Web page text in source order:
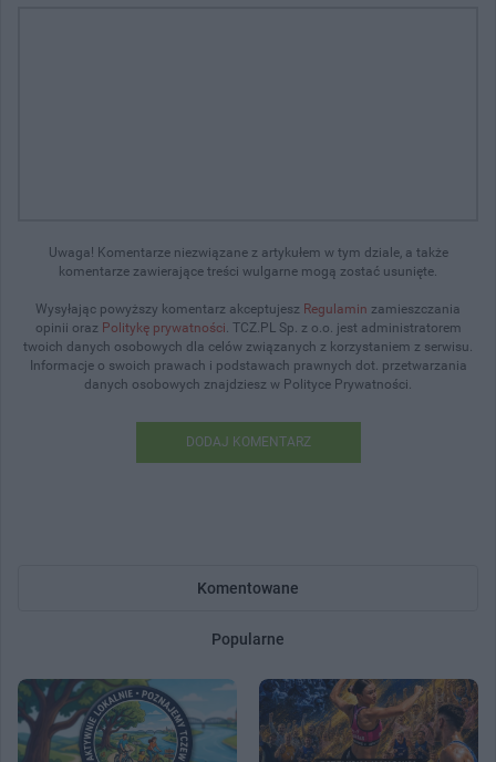
Uwaga! Komentarze niezwiązane z artykułem w tym dziale, a także
komentarze zawierające treści wulgarne mogą zostać usunięte.
Wysyłając powyższy komentarz akceptujesz Regulamin zamieszczania
opinii oraz Politykę prywatności. TCZ.PL Sp. z o.o. jest administratorem
twoich danych osobowych dla celów związanych z korzystaniem z serwisu.
Informacje o swoich prawach i podstawach prawnych dot. przetwarzania
danych osobowych znajdziesz w Polityce Prywatności.
DODAJ KOMENTARZ
Komentowane
Popularne